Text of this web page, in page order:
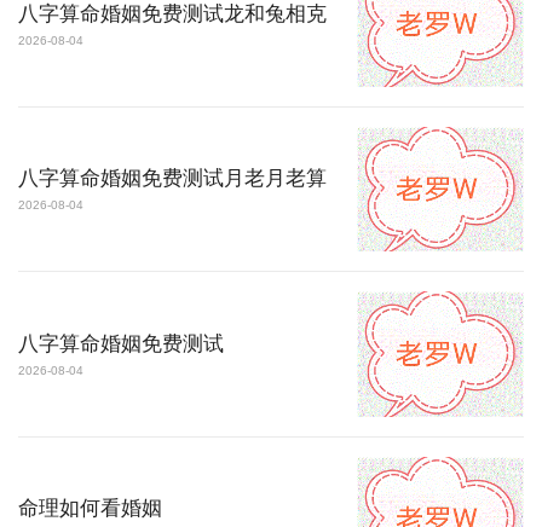
八字算命婚姻免费测试龙和兔相克
2026-08-04
八字算命婚姻免费测试月老月老算
2026-08-04
八字算命婚姻免费测试
2026-08-04
命理如何看婚姻